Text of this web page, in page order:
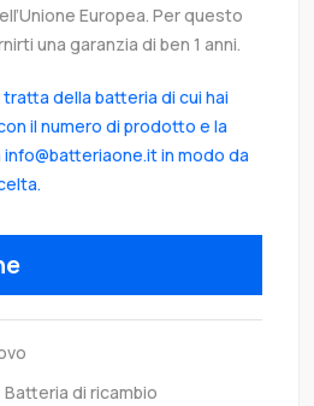
Europea. Per questo
una garanzia di ben 1 anni.
della batteria di cui hai
il numero di prodotto e la
in modo da
Batteria di ricambio